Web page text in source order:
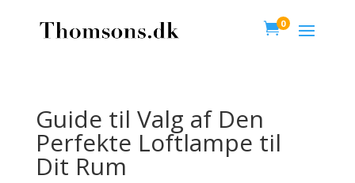
0
Guide til Valg af Den
Perfekte Loftlampe til
Dit Rum